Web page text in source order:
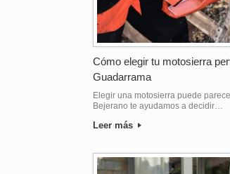
Cómo elegir tu motosierra
Guadarrama
Elegir una motosierra puede
Bejerano te ayudamos a decidir…
Leer más